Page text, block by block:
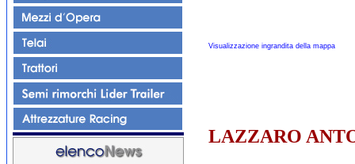
Visualizzazione ingrandita della mappa
LAZZARO